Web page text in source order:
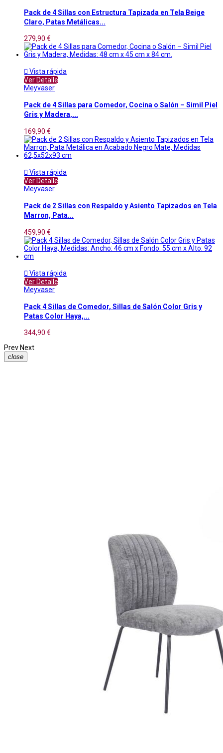
Pack de 4 Sillas con Estructura Tapizada en Tela Beige
Claro, Patas Metálicas...
279,90 €
 Vista rápida
Ver Detalle
Meyvaser
Pack de 4 Sillas para Comedor, Cocina o Salón – Simil Piel
Gris y Madera,...
169,90 €
 Vista rápida
Ver Detalle
Meyvaser
Pack de 2 Sillas con Respaldo y Asiento Tapizados en Tela
Marron, Pata...
459,90 €
 Vista rápida
Ver Detalle
Meyvaser
Pack 4 Sillas de Comedor, Sillas de Salón Color Gris y
Patas Color Haya,...
344,90 €
Prev Next
close